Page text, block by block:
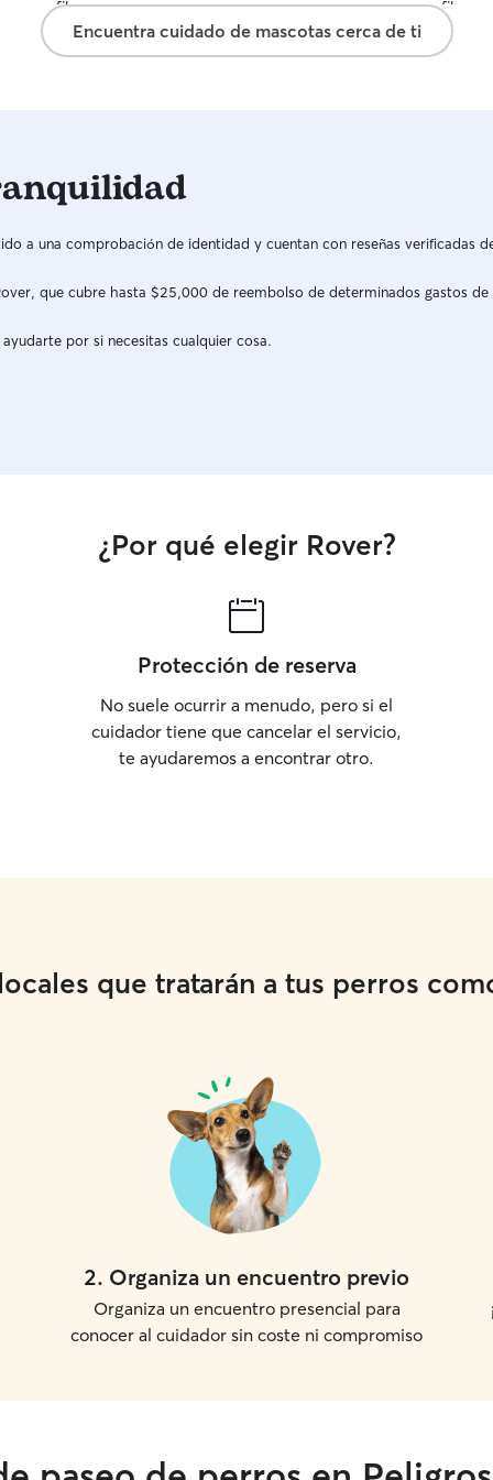
prefiere que permanezca separado, puedo
hacerlo sin problema. Seguiré sus rutinas de
alimentación, paseos y medicación (si la
casos, me
confianza,
cómodos
☺️
Encuentra cuidado de mascotas cerca de ti
a una comprobación de identidad y cuentan con reseñas verificadas
que cubre hasta $25,000 de reembolso de determinados gastos de
por si necesitas cualquier cosa.
¿Por qué elegir Rover?
Protección de reserva
No suele ocurrir a menudo, pero si el
cuidador tiene que cancelar el servicio,
te ayudaremos a encontrar otro.
que tratarán a tus perros
2. Organiza un encuentro previo
Organiza un encuentro presencial para
conocer al cuidador sin coste ni compromiso